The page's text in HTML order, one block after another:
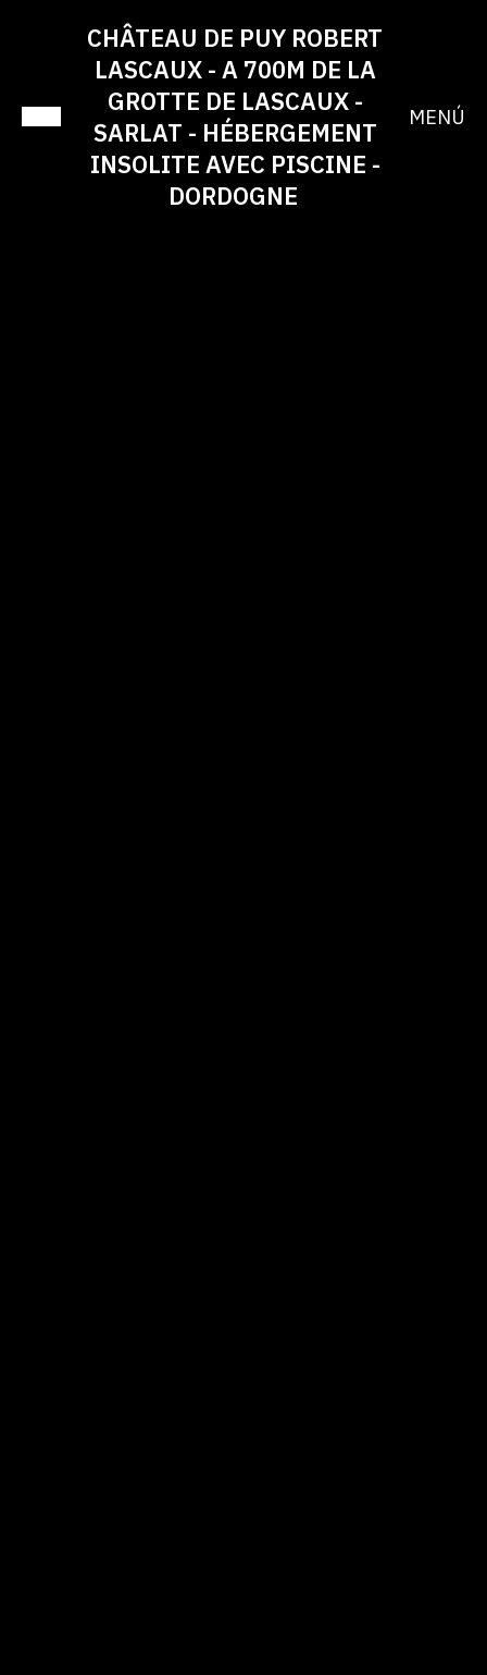
CHÂTEAU DE PUY ROBERT
LASCAUX - A 700M DE LA
GROTTE DE LASCAUX -
SARLAT - HÉBERGEMENT
INSOLITE AVEC PISCINE -
DORDOGNE
MENÚ